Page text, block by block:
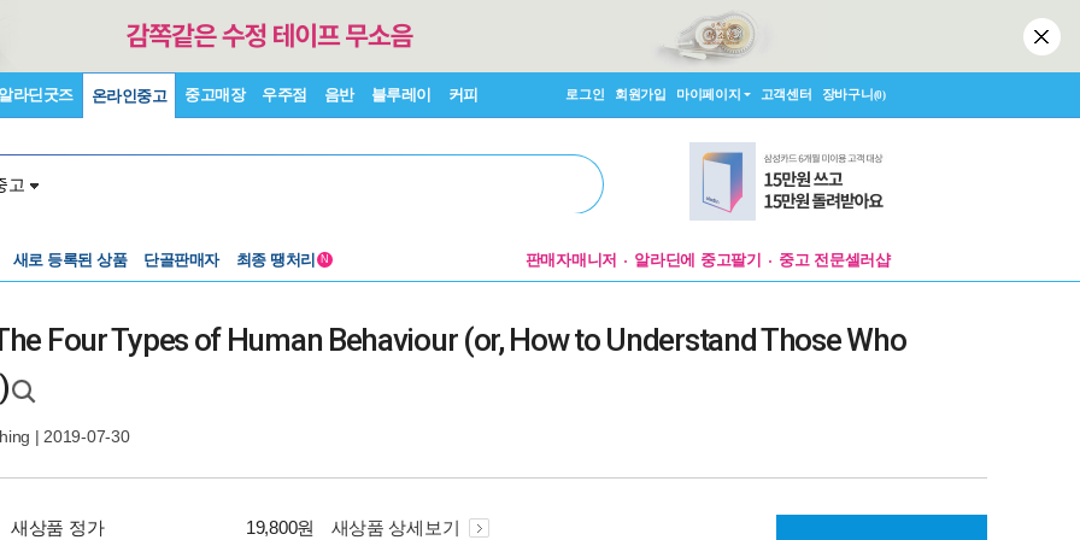
라딘굿즈 온라인중고 중고매장 우주점 음반 블루레이 커피 로그인 회원가입 마이페이지 고객센터 장바구니(0)
고
새로 등록된 상품 단골판매자 최종 땡처리 N 판매자매니저 알라딘에 중고팔기 중고 전문셀러샵
Four Types of Human Behaviour (or, How to Understand Those Who
| 2019-07-30
새상품 정가 19,800원
새상품 상세보기